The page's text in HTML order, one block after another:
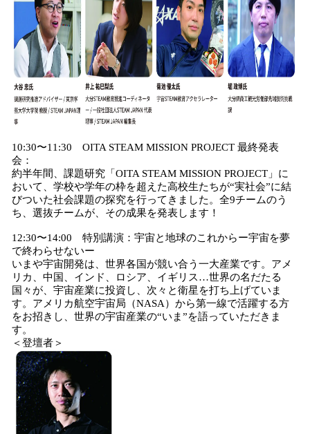
10:30〜11:30 OITA STEAM MISSION PROJECT 最終発表
会：
約半年間、課題研究「OITA STEAM MISSION PROJECT」に
おいて、学校や学年の枠を超えた高校生たちが“実社会”に結
びついた社会課題の探究を行ってきました。全9チームのう
ち、選抜チームが、その成果を発表します！
12:30〜14:00 特別講演：宇宙と地球のこれからー宇宙を夢
で終わらせないー
いまや宇宙開発は、世界各国が競い合う一大産業です。アメ
リカ、中国、インド、ロシア、イギリス…世界の名だたる
国々が、宇宙産業に投資し、次々と衛星を打ち上げていま
す。アメリカ航空宇宙局（NASA）から第一線で活躍する方
をお招きし、世界の宇宙産業の“いま”を語っていただきま
す。
＜登壇者＞